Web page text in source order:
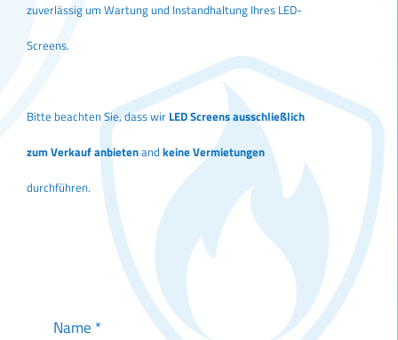
zuverlässig um Wartung und Instandhaltung Ihres LED-
Screens.
Bitte beachten Sie, dass wir LED Screens ausschließlich
zum Verkauf anbietenand keine Vermietungen
durchführen.
Name *